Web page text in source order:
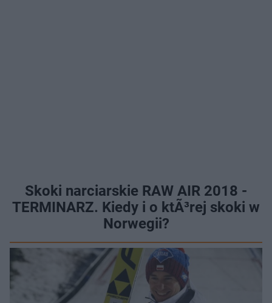
Skoki narciarskie RAW AIR 2018 -
TERMINARZ. Kiedy i o ktÃ³rej skoki w
Norwegii?